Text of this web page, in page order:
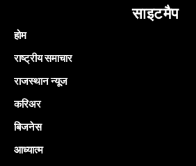
साइटमैप
होम
राष्ट्रीय समाचार
राजस्थान न्यूज
करिअर
बिजनेस
आध्यात्म